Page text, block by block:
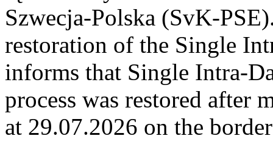
Szwecja-Polska (SvK-
restoration of the Single
informs that Single Intra-
process was restored after
at 29.07.2026 on the